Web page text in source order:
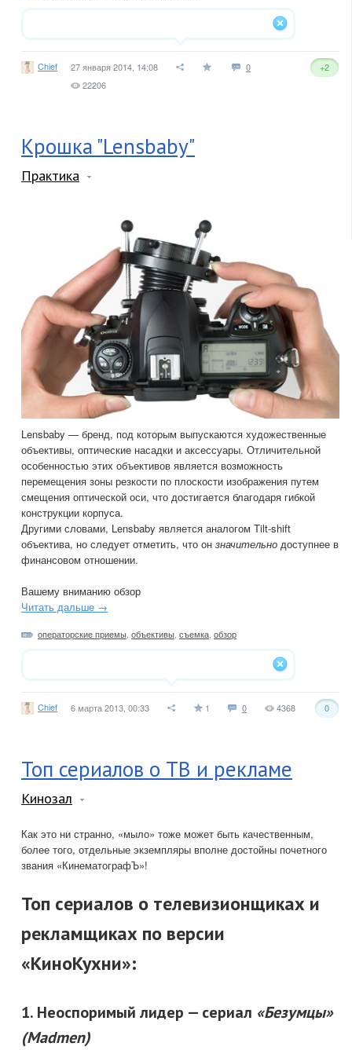
Chief 27 января 2014, 14:08 0
+2
22206
Крошка "Lensbaby"
Практика
Lensbaby — бренд, под которым выпускаются художественные
объективы, оптические насадки и аксессуары. Отличительной
особенностью этих объективов является возможность
перемещения зоны резкости по плоскости изображения путем
смещения оптической оси, что достигается благодаря гибкой
конструкции корпуса.
Другими словами, Lensbaby является аналогом Tilt-shift
объектива, но следует отметить, что он значительно доступнее в
финансовом отношении.
Вашему вниманию обзор
Читать дальше →
операторские приемы объективы съемка обзор
Chief 6 марта 2013, 00:33 1 0 0
4368
Топ сериалов о ТВ и рекламе
Кинозал
Как это ни странно, «мыло» тоже может быть качественным,
более того, отдельные экземпляры вполне достойны почетного
звания «КинематографЪ»!
Топ сериалов о телевизионщиках и
рекламщиках по версии
«КиноКухни»:
1. Неоспоримый лидер — сериал «Безумцы»
(Madmen)